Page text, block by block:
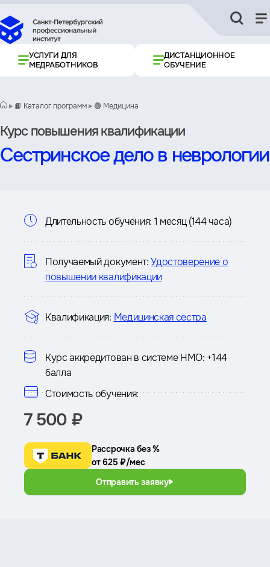
УСЛУГИ ДЛЯ
МЕДРАБОТНИКОВ
ДИСТАНЦИОННОЕ
ОБУЧЕНИЕ
📙 Каталог программ 🟢 Медицина
Курс повышения квалификации
Сестринское дело в неврологии
Информация
о
курсе
Длительность обучения: 1 месяц (144 часа)
Получаемый документ: Удостоверение о
повышении квалификации
Квалификация: Медицинская сестра
Курс аккредитован в системе НМО: +144
балла
Стоимость обучения:
7 500 ₽
Рассрочка без %
от 625 ₽/мес
Отправить заявку